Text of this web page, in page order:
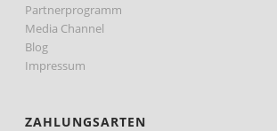
Partnerprogramm
Media Channel
Blog
Impressum
ZAHLUNGSARTEN